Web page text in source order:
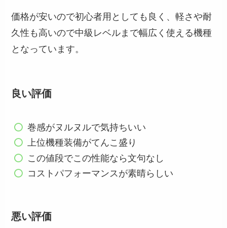
価格が安いので初心者用としても良く、軽さや耐
久性も高いので中級レベルまで幅広く使える機種
となっています。
良い評価
巻感がヌルヌルで気持ちいい
上位機種装備がてんこ盛り
この値段でこの性能なら文句なし
コストパフォーマンスが素晴らしい
悪い評価